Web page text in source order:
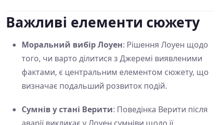
Важливі елементи сюжету
Моральний вибір Лоуен: Рішення Лоуен щодо
того, чи варто ділитися з Джеремі виявленими
фактами, є центральним елементом сюжету, що
визначає подальший розвиток подій.
Сумнів у стані Верити: Поведінка Верити після
аварії викликає у Лоуен сумніви щодо її